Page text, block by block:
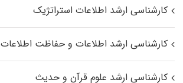
کارشناسی ارشد اطلاعات استراتژیک
کارشناسی ارشد اطلاعات و حفاظت اطلاعات
کارشناسی ارشد علوم قرآن و حدیث